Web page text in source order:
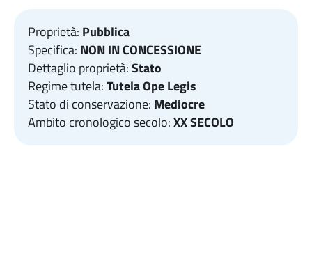
Proprietà: Pubblica
Specifica: NON IN CONCESSIONE
Dettaglio proprietà:Stato
Regime tutela:Tutela Ope Legis
Stato di conservazione: Mediocre
Ambito cronologico secolo:XX SECOLO